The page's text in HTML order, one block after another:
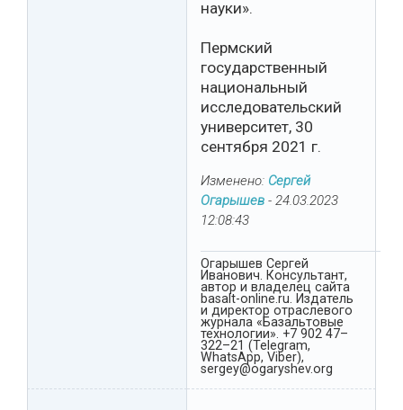
науки».
Пермский
государственный
национальный
исследовательский
университет, 30
сентября 2021 г.
Изменено: Сергей
Огарышев - 24.03.2023
12:08:43
Огарышев Сергей
Иванович. Консультант,
автор и владелец сайта
basalt-online.ru. Издатель
и директор отраслевого
журнала «Базальтовые
технологии». +7 902 47–
322–21 (Telegram,
WhatsApp, Viber),
sergey@ogaryshev.org